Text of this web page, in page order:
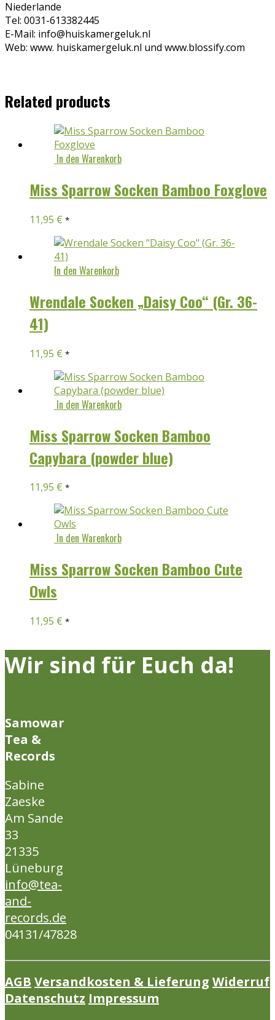
Niederlande
Tel: 0031-613382445
E-Mail: info@huiskamergeluk.nl
Web: www. huiskamergeluk.nl und www.blossify.com
Related products
In den Warenkorb
Miss Sparrow Socken Bamboo Foxglove
11,95 € *
In den Warenkorb
Wrendale Socken „Daisy Coo“ (Gr. 36-
41)
11,95 € *
In den Warenkorb
Miss Sparrow Socken Bamboo
Capybara (powder blue)
11,95 € *
In den Warenkorb
Miss Sparrow Socken Bamboo Cute
Owls
11,95 € *
Wir sind für Euch da!
Samowar
Tea &
Records
Sabine
Zaeske
Am Sande
33
21335
Lüneburg
info@tea-
and-
records.de
04131/47828
AGB Versandkosten & Lieferung Widerruf
Datenschutz Impressum